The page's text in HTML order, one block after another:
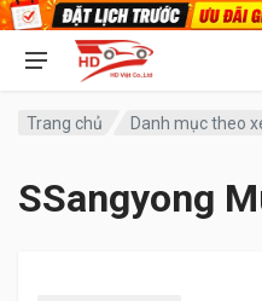
Trang chủ Danh mục theo
SSangyong